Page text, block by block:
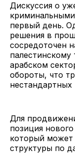
Дискуссия о
первый день.
решения в
сосредоточен
палестинскому
арабском
обороты, что
нестандартных
Для
позиция
который
структуры по